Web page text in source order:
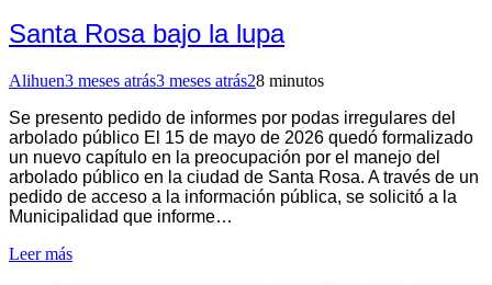
Santa Rosa bajo la lupa
Alihuen3 meses atrás3 meses atrás28 minutos
Se presento pedido de informes por podas irregulares del
arbolado público El 15 de mayo de 2026 quedó formalizado
un nuevo capítulo en la preocupación por el manejo del
arbolado público en la ciudad de Santa Rosa. A través de un
pedido de acceso a la información pública, se solicitó a la
Municipalidad que informe…
Leer más